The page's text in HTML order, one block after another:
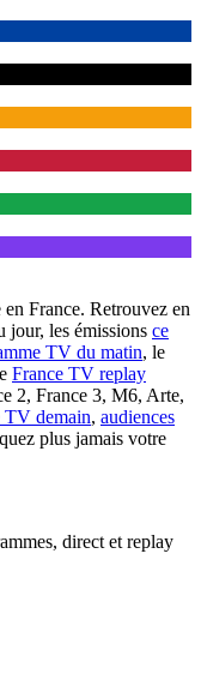
France. Retrouvez en
jour, les émissions ce
TV du matin, le
France TV replay
2, France 3, M6, Arte,
TV demain, audiences
plus jamais votre
direct et replay